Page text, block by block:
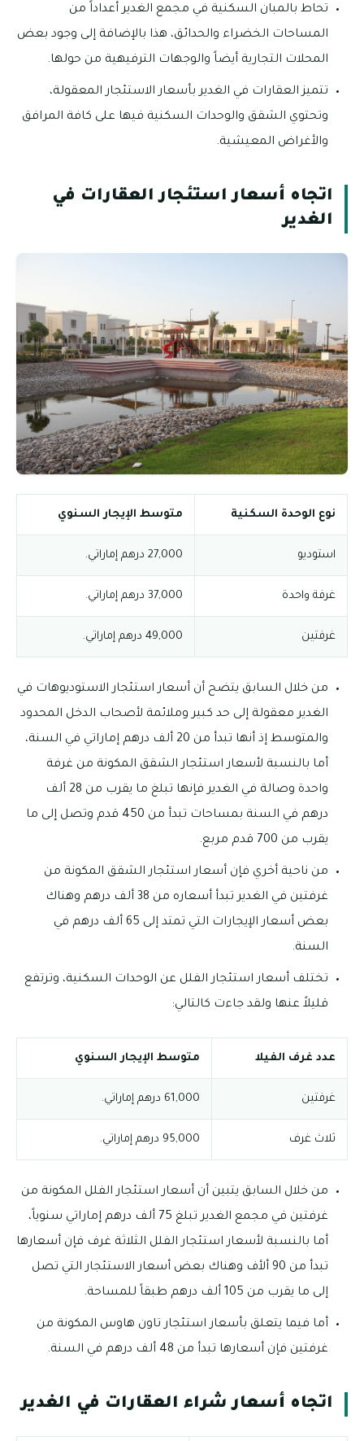
تحاط بالمبان السكنية في مجمع الغدير أعداداً من
المساحات الخضراء والحدائق، هذا بالإضافة إلى وجود بعض
المحلات التجارية أيضاً والوجهات الترفيهية من حولها.
تتميز العقارات في الغدير بأسعار الاستئجار المعقولة،
وتحتوي الشقق والوحدات السكنية فيها على كافة المرافق
والأغراض المعيشية.
اتجاه أسعار استئجار العقارات في
الغدير
نوع الوحدة السكنية متوسط الإيجار السنوي
استوديو 27,000 درهم إماراتي.
غرفة واحدة 37,000 درهم إماراتي.
غرفتين 49,000 درهم إماراتي.
من خلال السابق يتضح أن أسعار استئجار الاستوديوهات في
الغدير معقولة إلى حد كبير وملائمة لأصحاب الدخل المحدود
والمتوسط إذ أنها تبدأ من 20 ألف درهم إماراتي في السنة،
أما بالنسبة لأسعار استئجار الشقق المكونة من غرفة
واحدة وصالة في الغدير فإنها تبلغ ما يقرب من 28 ألف
درهم في السنة بمساحات تبدأ من 450 قدم وتصل إلى ما
يقرب من 700 قدم مربع.
من ناحية أخري فإن أسعار استئجار الشقق المكونة من
غرفتين في الغدير تبدأ أسعاره من 38 ألف درهم وهناك
بعض أسعار الإيجارات التي تمتد إلى 65 ألف درهم في
السنة.
تختلف أسعار استئجار الفلل عن الوحدات السكنية، وترتفع
قليلاً عنها ولقد جاءت كالتالي:
عدد غرف الفيلا متوسط الإيجار السنوي
غرفتين 61,000 درهم إماراتي.
ثلاث غرف 95,000 درهم إماراتي.
من خلال السابق يتبين أن أسعار استئجار الفلل المكونة من
غرفتين في مجمع الغدير تبلغ 75 ألف درهم إماراتي سنوياً،
أما بالنسبة لأسعار استئجار الفلل الثلاثة غرف فإن أسعارها
تبدأ من 90 ألأف وهناك بعض أسعار الاستئجار التي تصل
إلى ما يقرب من 105 ألف درهم طبقاً للمساحة.
أما فيما يتعلق بأسعار استئجار تاون هاوس المكونة من
غرفتين فإن أسعارها تبدأ من 48 ألف درهم في السنة.
اتجاه أسعار شراء العقارات في الغدير